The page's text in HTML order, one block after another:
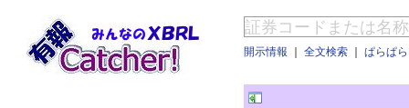
開示情報 ｜ 全文検索 ｜ ぱらぱ